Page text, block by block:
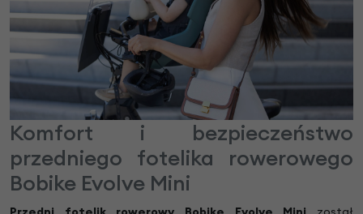
Komfort i bezpieczeństwo
przedniego fotelika rowerowego
Bobike Evolve Mini